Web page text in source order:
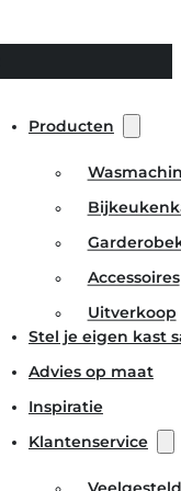
Producten
Accessoires
Uitverkoop
Stel je eigen kast
Advies op maat
Inspiratie
Klantenservice